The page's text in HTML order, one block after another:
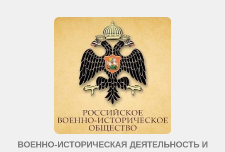
ВОЕННО-ИСТОРИЧЕСКАЯ ДЕЯТЕЛЬНОСТЬ И